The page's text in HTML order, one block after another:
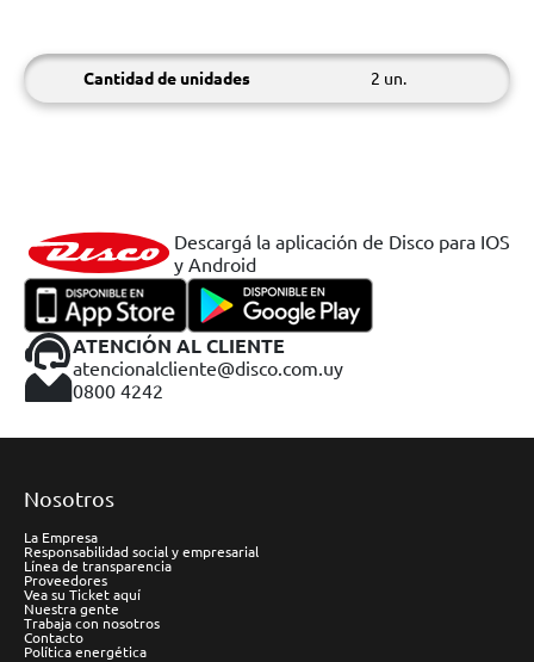
Cantidad de unidades 2 un.
Descargá la aplicación de Disco para IOS
y Android
ATENCIÓN AL CLIENTE
atencionalcliente@disco.com.uy
0800 4242
Nosotros
La Empresa
Responsabilidad social y empresarial
Línea de transparencia
Proveedores
Vea su Ticket aquí
Nuestra gente
Trabaja con nosotros
Contacto
Política energética